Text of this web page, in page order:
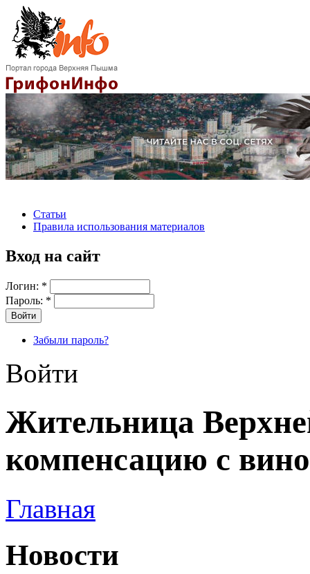
Статьи
Правила использования материалов
Вход на сайт
Логин: *
Пароль: *
Забыли пароль?
Войти
Жительница
компенсацию с
Главная
Новости